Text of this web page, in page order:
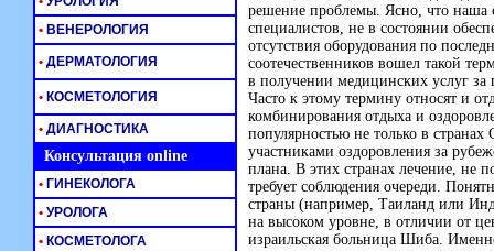
решение проблемы. Ясно, что наша
специалистов, не в состоянии
отсутствия оборудования по
соотечественников вошел такой
в получении медицинских услуг за
Часто к этому термину относят и
комбинирования отдыха и
популярностью не только в
участниками оздоровления за
плана. В этих странах лечение, не
требует соблюдения очереди.
страны (например, Таиланд или
на высоком уровне, в отличии от
израильская больница Шиба.
• ВЕНЕРОЛОГИЯ
• ДЕРМАТОЛОГИЯ
• КОСМЕТОЛОГИЯ
• ДИАГНОСТИКА
Консультация online
• ГИНЕКОЛОГА
• УРОЛОГА
• КОСМЕТОЛОГА